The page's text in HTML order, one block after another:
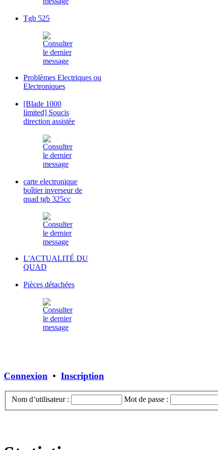
Tgb 525
Problèmes Electriques ou
Electroniques
[Blade 1000
limited] Soucis
direction assistée
carte electronique
boîtier inverseur de
quad tgb 325cc
L'ACTUALITÉ DU
QUAD
Pièces détachées
Connexion • Inscription
Nom d’utilisateur : Mot de passe :